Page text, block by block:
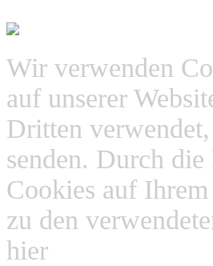
Wir verwenden
auf unserer
Dritten
senden. Durch
Cookies auf
zu den
hier